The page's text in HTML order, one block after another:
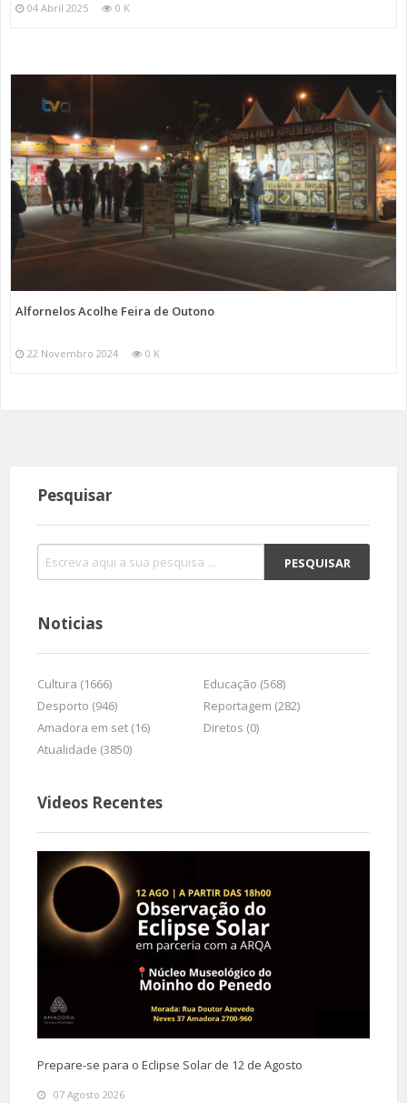
04 Abril 2025 0 K
Alfornelos Acolhe Feira de Outono
22 Novembro 2024 0 K
Pesquisar
Noticias
Cultura (1666)
Educação (568)
Desporto (946)
Reportagem (282)
Amadora em set (16)
Diretos (0)
Atualidade (3850)
Videos Recentes
Prepare-se para o Eclipse Solar de 12 de Agosto
07 Agosto 2026